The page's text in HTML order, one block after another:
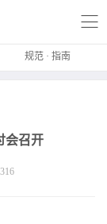
规范 · 指南
会召开